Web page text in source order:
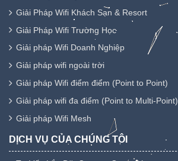
Giải Pháp Wifi Khách Sạn & Resort
Giải Pháp Wifi Trường Học
Giải pháp Wifi Doanh Nghiệp
Giải pháp wifi ngoài trời
Giải pháp Wifi điểm điểm (Point to Point)
Giải pháp wifi đa điểm (Point to Multi-Point)
Giải pháp Wifi Mesh
DỊCH VỤ CỦA CHÚNG TÔI